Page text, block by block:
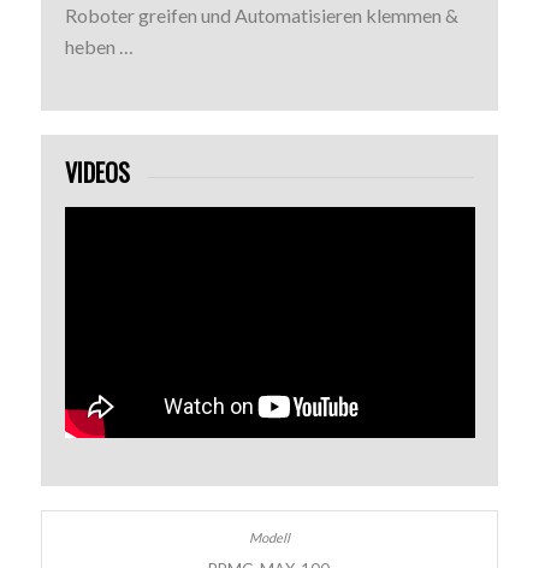
Roboter greifen und Automatisieren klemmen &
heben …
VIDEOS